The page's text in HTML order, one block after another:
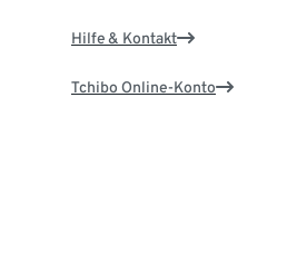
Hilfe & Kontakt
Tchibo Online-Konto